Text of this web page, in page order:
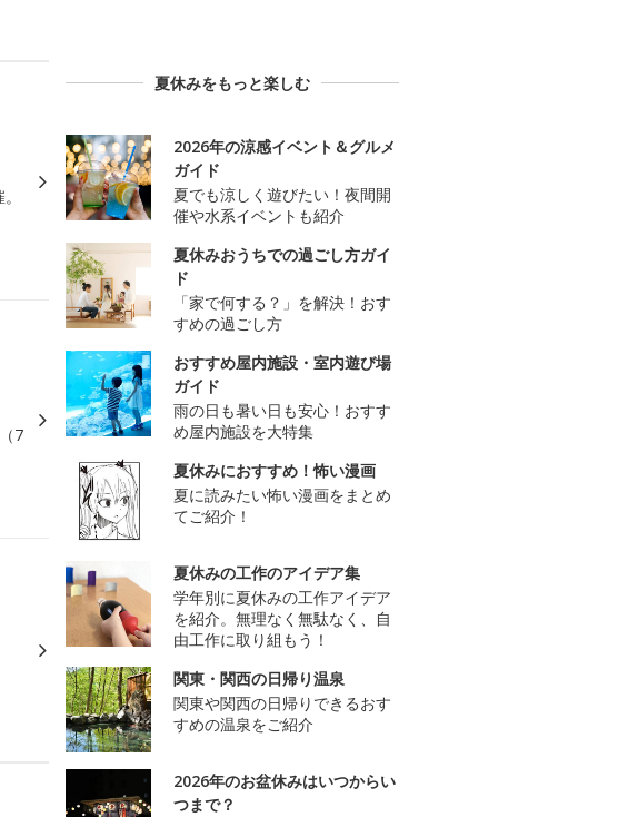
7
夏休みをもっと楽しむ
2026年の涼感イベント＆グルメ
ガイド
夏でも涼しく遊びたい！夜間開
催や水系イベントも紹介
夏休みおうちでの過ごし方ガイ
ド
「家で何する？」を解決！おす
すめの過ごし方
おすすめ屋内施設・室内遊び場
ガイド
雨の日も暑い日も安心！おすす
め屋内施設を大特集
夏休みにおすすめ！怖い漫画
夏に読みたい怖い漫画をまとめ
てご紹介！
夏休みの工作のアイデア集
学年別に夏休みの工作アイデア
を紹介。無理なく無駄なく、自
由工作に取り組もう！
関東・関西の日帰り温泉
関東や関西の日帰りできるおす
すめの温泉をご紹介
2026年のお盆休みはいつからい
つまで？